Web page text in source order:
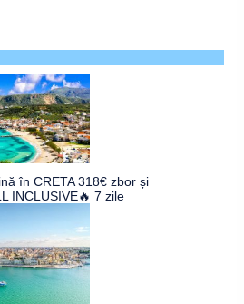
în CRETA 318€ zbor și
INCLUSIVE🔥 7 zile